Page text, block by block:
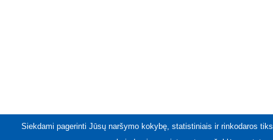
Siekdami pagerinti Jūsų naršymo kokybę, statistiniais ir rinkodaros